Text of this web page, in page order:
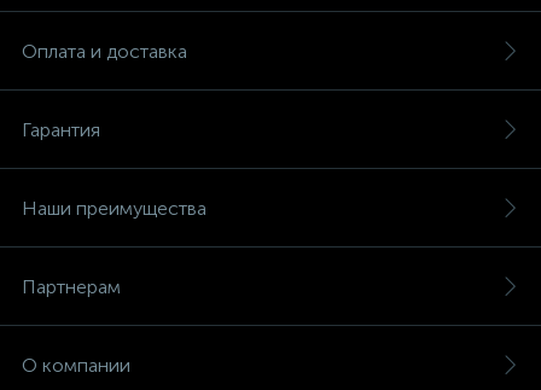
Оплата и доставка
Гарантия
Наши преимущества
Партнерам
О компании